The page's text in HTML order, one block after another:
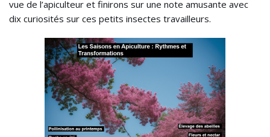
vue de l’apiculteur et finirons sur une note amusante avec
dix curiosités sur ces petits insectes travailleurs.